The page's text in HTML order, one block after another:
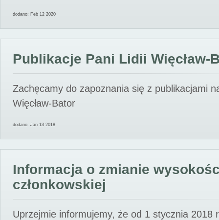
dodano: Feb 12 2020
Publikacje Pani Lidii Więcław-
Zachęcamy do zapoznania się z publikacjami
Więcław-Bator
dodano: Jan 13 2018
Informacja o zmianie
członkowskiej
Uprzejmie informujemy, że od 1 stycznia 2018